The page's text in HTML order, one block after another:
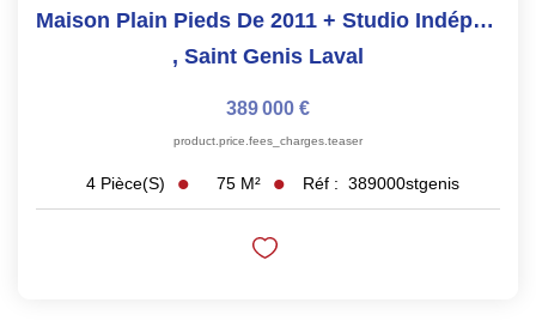
Maison Plain Pieds De 2011 + Studio Indépendant
, Saint Genis Laval
389 000 €
product.price.fees_charges.teaser
4 Pièce(s) 75 M² Réf : 389000stgenis